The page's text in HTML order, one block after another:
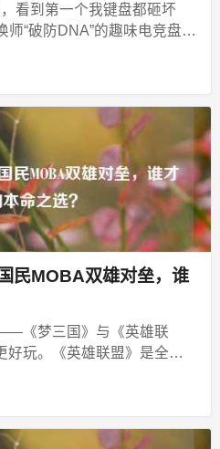
看到第一个我键盘都砸坏
“破防DNA”的趣味电竞盘
...
民MOBA双雄对垒，谁
《梦三国》与《英雄联
好玩。《英雄联盟》是全球
，...